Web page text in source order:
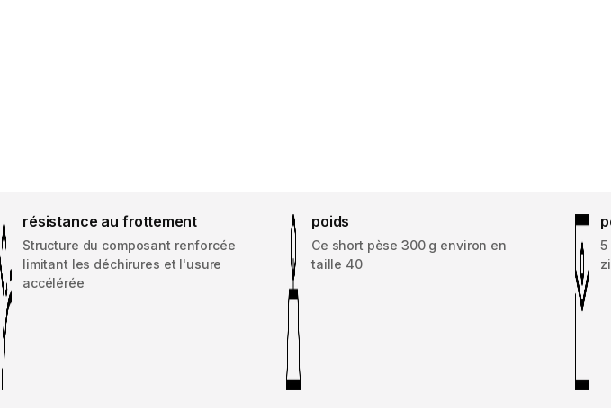
résistance au frottement
Structure du composant renforcée
limitant les déchirures et l'usure
accélérée
poids
Ce short pèse 300 g environ en
taille 40
5